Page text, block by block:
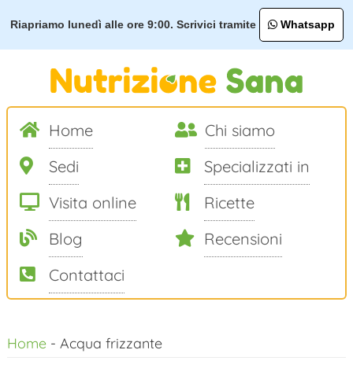
Riapriamo lunedì alle ore 9:00. Scrivici tramite Whatsapp
Home
Chi siamo
Sedi
Specializzati in
Visita online
Ricette
Blog
Recensioni
Contattaci
alHome- Acqua frizzante